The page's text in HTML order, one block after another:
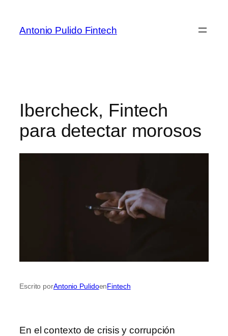
Antonio Pulido Fintech
Ibercheck, Fintech
para detectar morosos
Escrito porAntonio PulidoenFintech
En el contexto de crisis y corrupción